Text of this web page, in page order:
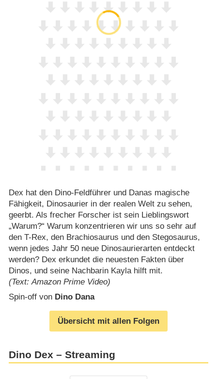
Dex hat den Dino-Feldführer und Danas magische
Fähigkeit, Dinosaurier in der realen Welt zu sehen,
geerbt. Als frecher Forscher ist sein Lieblingswort
„Warum?“ Warum konzentrieren wir uns so sehr auf
den T-Rex, den Brachiosaurus und den Stegosaurus,
wenn jedes Jahr 50 neue Dinosaurierarten entdeckt
werden? Dex erkundet die neuesten Fakten über
Dinos, und seine Nachbarin Kayla hilft mit.
(Text: Amazon Prime Video)
Spin-off von Dino Dana
Übersicht mit allen Folgen
Dino Dex – Streaming